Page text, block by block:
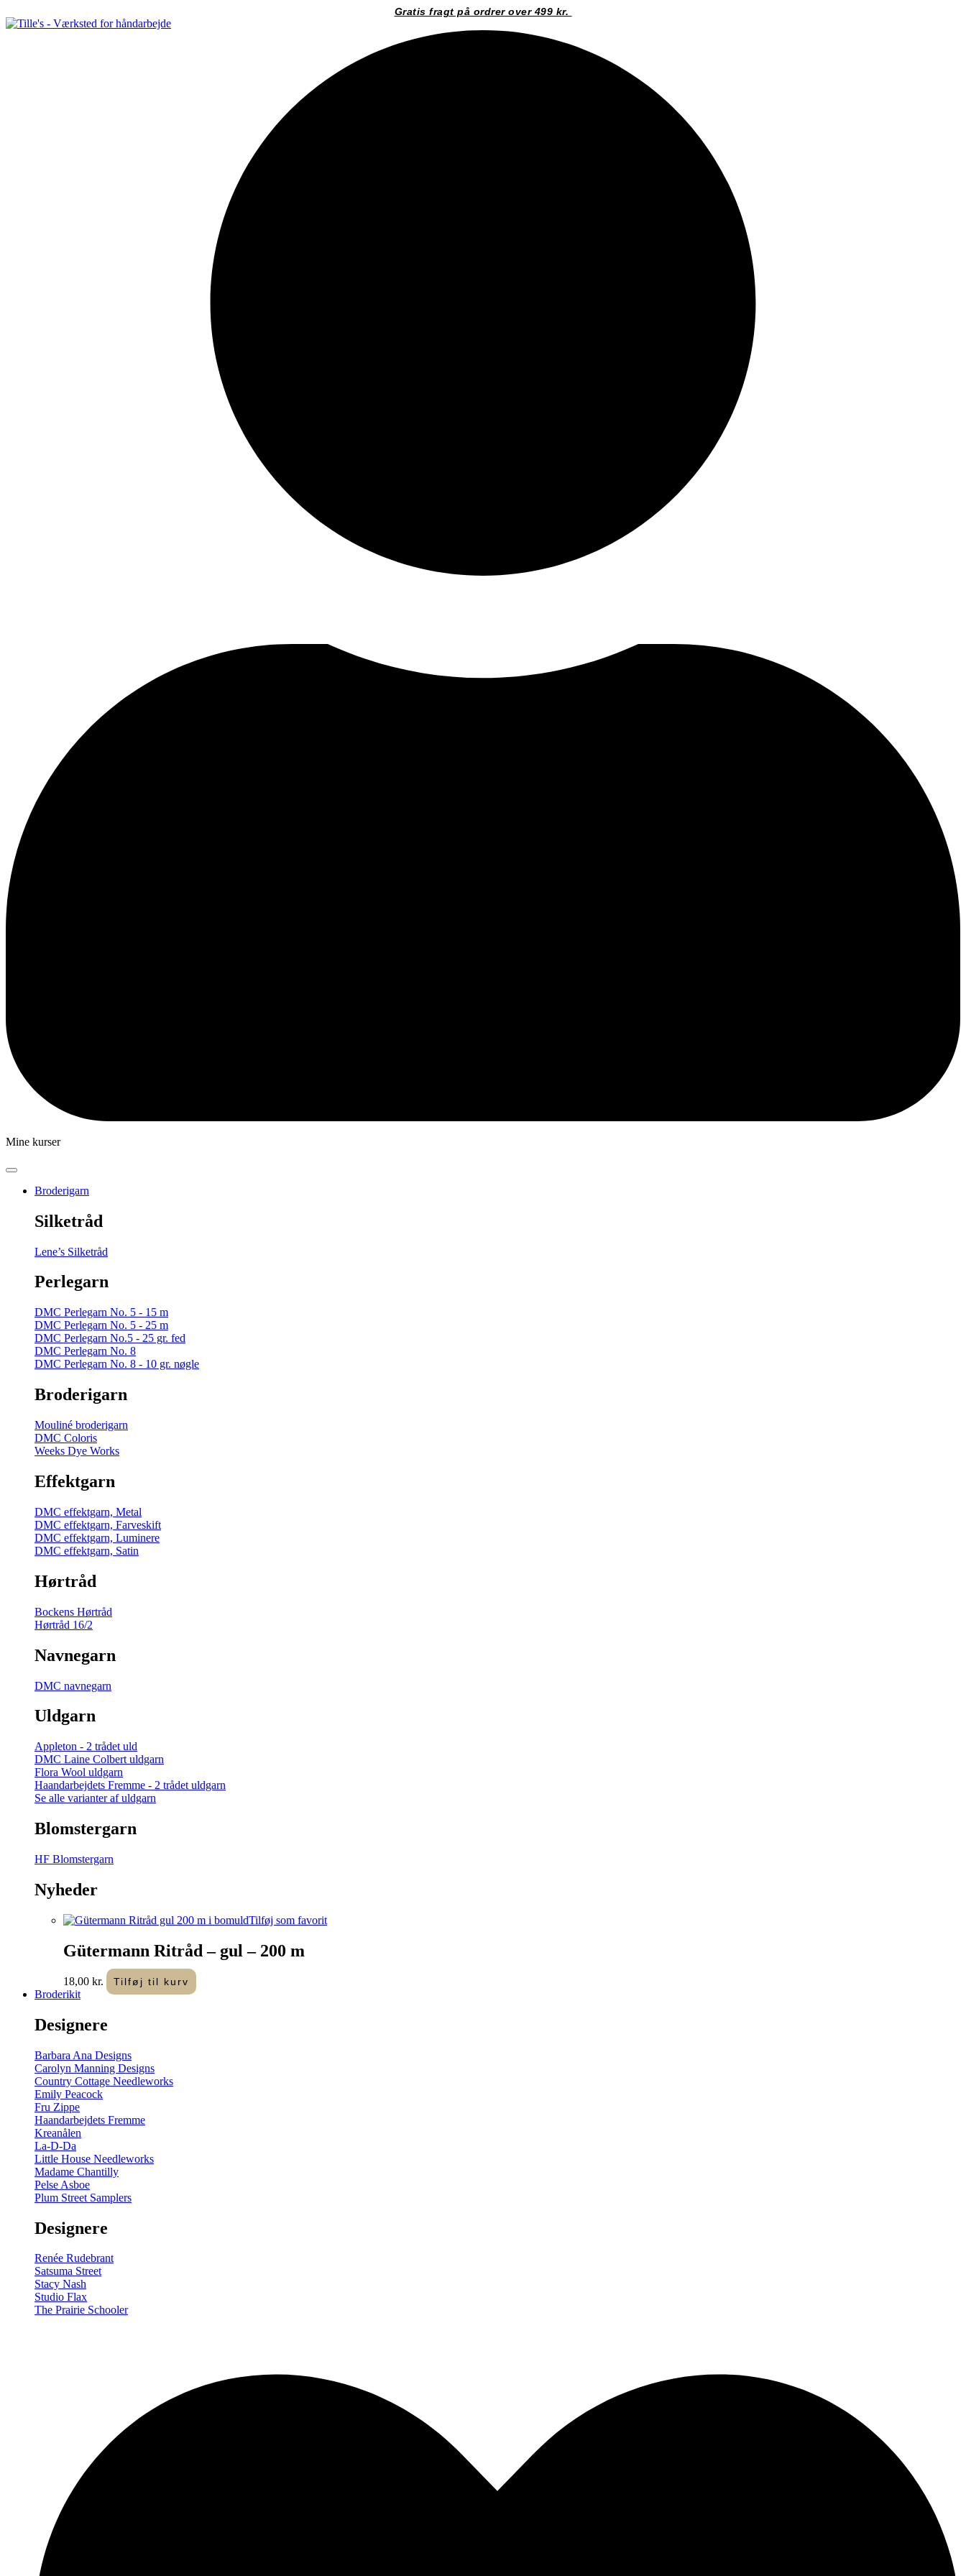
til
Gratis fragt på ordrer over 499 kr.
Mine kurser
Broderigarn
Silketråd
Lene’s Silketråd
Perlegarn
DMC Perlegarn No. 5 - 15 m
DMC Perlegarn No. 5 - 25 m
DMC Perlegarn No.5 - 25 gr. fed
DMC Perlegarn No. 8
DMC Perlegarn No. 8 - 10 gr. nøgle
Broderigarn
Mouliné broderigarn
DMC Coloris
Weeks Dye Works
Effektgarn
DMC effektgarn, Metal
DMC effektgarn, Farveskift
DMC effektgarn, Luminere
DMC effektgarn, Satin
Hørtråd
Bockens Hørtråd
Hørtråd 16/2
Navnegarn
DMC navnegarn
Uldgarn
Appleton - 2 trådet uld
DMC Laine Colbert uldgarn
Flora Wool uldgarn
Haandarbejdets Fremme - 2 trådet uldgarn
Se alle varianter af uldgarn
Blomstergarn
HF Blomstergarn
Nyheder
Tilføj som favorit
Gütermann Ritråd – gul – 200 m
18,00 kr. Tilføj til kurv
Broderikit
Designere
Barbara Ana Designs
Carolyn Manning Designs
Country Cottage Needleworks
Emily Peacock
Fru Zippe
Haandarbejdets Fremme
Kreanålen
La-D-Da
Little House Needleworks
Madame Chantilly
Pelse Asboe
Plum Street Samplers
Designere
Renée Rudebrant
Satsuma Street
Stacy Nash
Studio Flax
The Prairie Schooler